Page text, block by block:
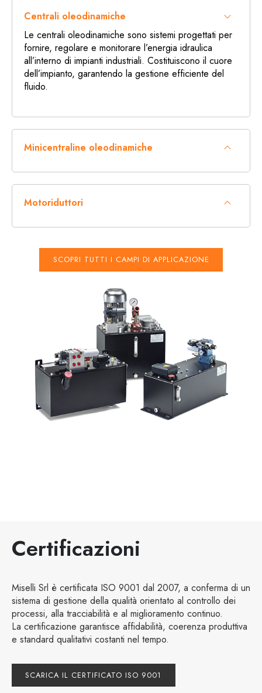
Centrali oleodinamiche
Le centrali oleodinamiche sono sistemi progettati per
fornire, regolare e monitorare l’energia idraulica
all’interno di impianti industriali. Costituiscono il cuore
dell’impianto, garantendo la gestione efficiente del
fluido.
Minicentraline oleodinamiche
Motoriduttori
SCOPRI TUTTI I CAMPI DI APPLICAZIONE
Certificazioni
Miselli Srl è certificata ISO 9001 dal 2007, a conferma di un
sistema di gestione della qualità orientato al controllo dei
processi, alla tracciabilità e al miglioramento continuo.
La certificazione garantisce affidabilità, coerenza produttiva
e standard qualitativi costanti nel tempo.
SCARICA IL CERTIFICATO ISO 9001